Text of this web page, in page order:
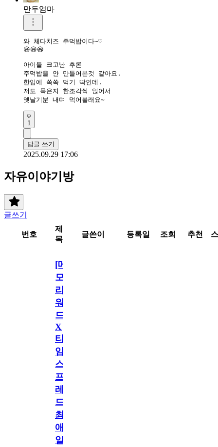
만두엄마
와 체다치즈 주먹밥이다~♡
😆😆😆
아이들 크고난 후론
주먹밥을 안 만들어본것 같아요.
한입에 쏙쏙 먹기 딱인데.
저도 묵은지 한조각씩 얹어서
옛날기분 내며 먹어볼래요~
1
답글 쓰기
2025.09.29 17:06
자유이야기방
글쓰기
번호
제
목
글쓴이 등록일 조회 추천
[메
모
리
워
드
X
타
임
스
프
레
드]
최
애
일